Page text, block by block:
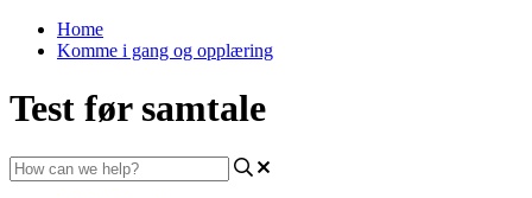
Home
Komme i gang og opplæring
Test før samtale